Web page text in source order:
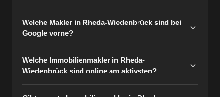
Welche Makler in Rheda-Wiedenbrück sind bei
Google vorne?
Welche Immobilienmakler in Rheda-
Wiedenbrück sind online am aktivsten?